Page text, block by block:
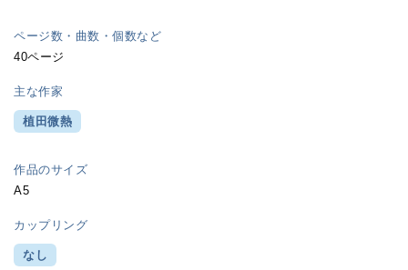
ページ数・曲数・個数など
40ページ
主な作家
植田微熱
作品のサイズ
A5
カップリング
なし